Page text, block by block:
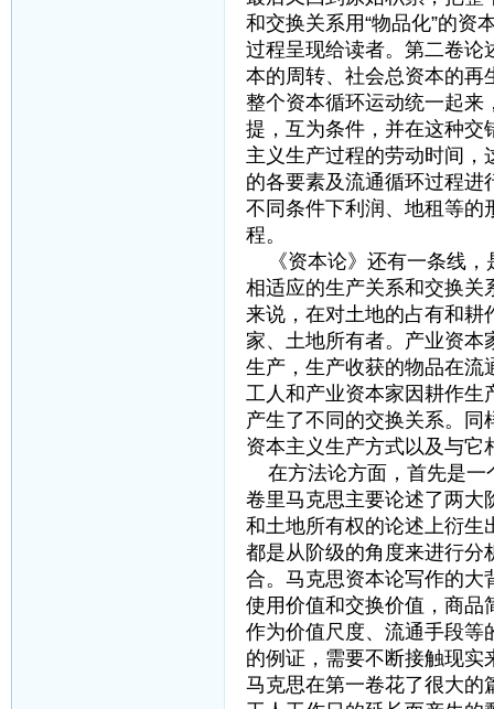
和交换关系用“物品化”的资
过程呈现给读者。第二卷论
本的周转、社会总资本的再
整个资本循环运动统一起来
提，互为条件，并在这种交
主义生产过程的劳动时间，
的各要素及流通循环过程进
不同条件下利润、地租等的
程。
《资本论》还有一条线，
相适应的生产关系和交换关
来说，在对土地的占有和
家、土地所有者。产业资本
生产，生产收获的物品在流
工人和产业资本家因耕作生
产生了不同的交换关系。同
资本主义生产方式以及与它
在方法论方面，首先是一
卷里马克思主要论述了两大
和土地所有权的论述上衍生
都是从阶级的角度来进行分
合。马克思资本论写作的大
使用价值和交换价值，商品
作为价值尺度、流通手段等
的例证，需要不断接触现实
马克思在第一卷花了很大的